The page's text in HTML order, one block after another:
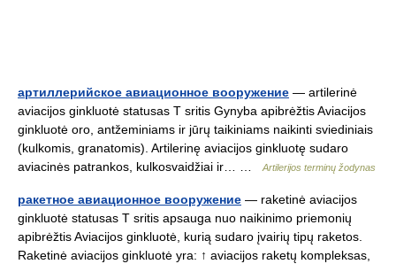
артиллерийское авиационное вооружение — artilerinė
aviacijos ginkluotė statusas T sritis Gynyba apibrėžtis Aviacijos
ginkluotė oro, antžeminiams ir jūrų taikiniams naikinti sviediniais
(kulkomis, granatomis). Artilerinę aviacijos ginkluotę sudaro
aviacinės patrankos, kulkosvaidžiai ir… …
Artilerijos terminų žodynas
ракетное авиационное вооружение — raketinė aviacijos
ginkluotė statusas T sritis apsauga nuo naikinimo priemonių
apibrėžtis Aviacijos ginkluotė, kurią sudaro įvairių tipų raketos.
Raketinė aviacijos ginkluotė yra: ↑ aviacijos raketų kompleksas,